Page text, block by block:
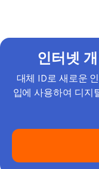
메일을 포
색을 위한
익명 이메일
개인 주소
다.
임시 이메
하며 웹사이
인터넷
대체 ID로 새로운
입에 사용하여 디지